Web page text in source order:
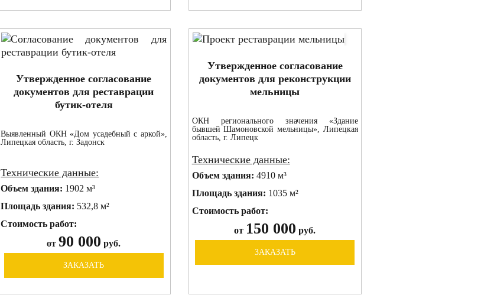
Утвержденное согласование
документов для реставрации
бутик-отеля
Выявленный ОКН «Дом усадебный с аркой»,
Липецкая область, г. Задонск
Технические данные:
Объем здания: 1902 м³
Площадь здания: 532,8 м²
Стоимость работ:
от90 000 руб.
ЗАКАЗАТЬ
Утвержденное согласование
документов для реконструкции
мельницы
ОКН регионального значения «Здание
бывшей Шамоновской мельницы», Липецкая
область, г. Липецк
Технические данные:
Объем здания: 4910 м³
Площадь здания: 1035 м²
Стоимость работ:
от 150 000 руб.
ЗАКАЗАТЬ